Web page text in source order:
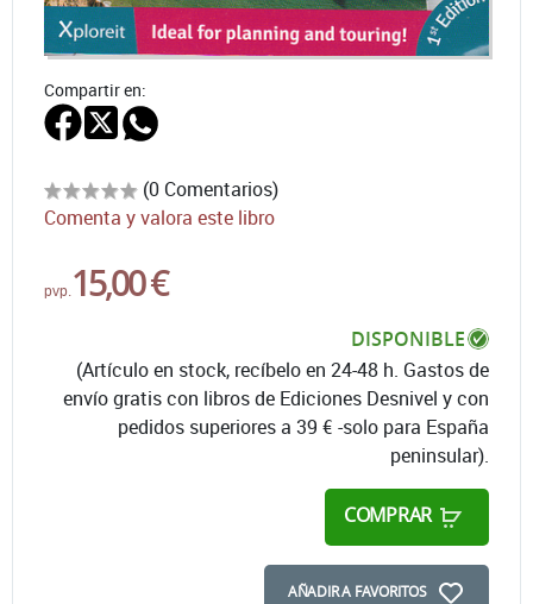
Compartir en:
(0 Comentarios)
Comenta y valora este libro
pvp.15,00 €
DISPONIBLE
(Artículo en stock, recíbelo en 24-48 h. Gastos de
envío gratis con libros de Ediciones Desnivel y con
pedidos superiores a 39 € -solo para España
peninsular).
COMPRAR
AÑADIR A FAVORITOS